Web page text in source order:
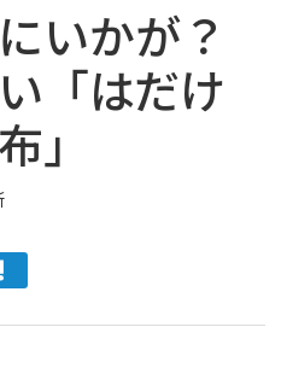
いかが？
「はだけ
」